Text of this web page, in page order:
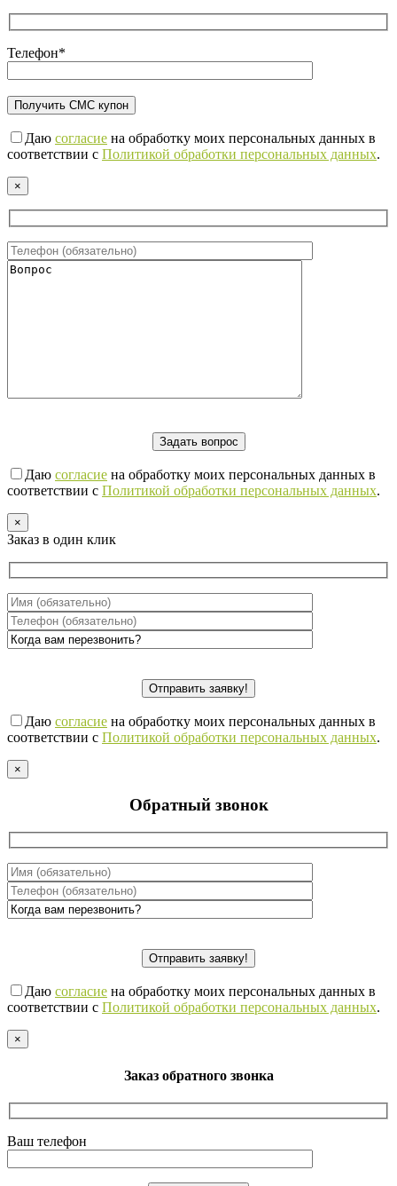
Телефон*
Даю согласие на обработку моих персональных данных в
соответствии с Политикой обработки персональных данных.
×
Даю согласие на обработку моих персональных данных в
соответствии с Политикой обработки персональных данных.
×
Заказ в один клик
Даю согласие на обработку моих персональных данных в
соответствии с Политикой обработки персональных данных.
×
Обратный звонок
Даю согласие на обработку моих персональных данных в
соответствии с Политикой обработки персональных данных.
×
Заказ обратного звонка
Ваш телефон